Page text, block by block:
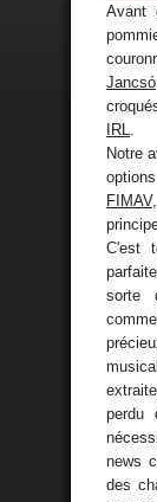
Avant
Jancsó
IRL
Notre
FIMAV
C'est
sorte
perdu
news
des